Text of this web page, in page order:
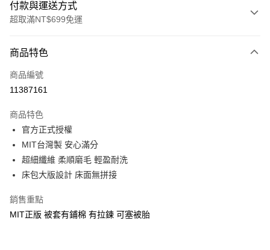
付款與運送方式
超取滿NT$699免運
信用卡一次付款
超商取貨付款
Apple Pay
街口支付
悠遊付
Google Pay
ATM付款
商品特色
商品編號
11387161
商品特色
官方正式授權
MIT台灣製 安心滿分
超細纖維 柔順磨毛 輕盈耐洗
床包大版設計 床面無拼接
銷售重點
MIT正版 被套有鋪棉 有拉鍊 可塞被胎